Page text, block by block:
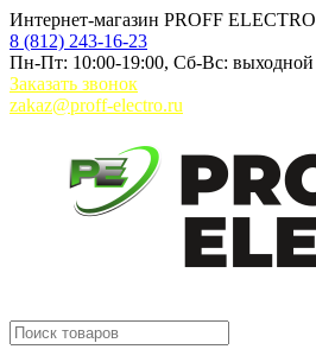
Интернет-магазин PROFF ELECTRO
8 (812) 243-16-23
Пн-Пт: 10:00-19:00, Сб-Вс: выходной
Заказать звонок
zakaz@proff-electro.ru